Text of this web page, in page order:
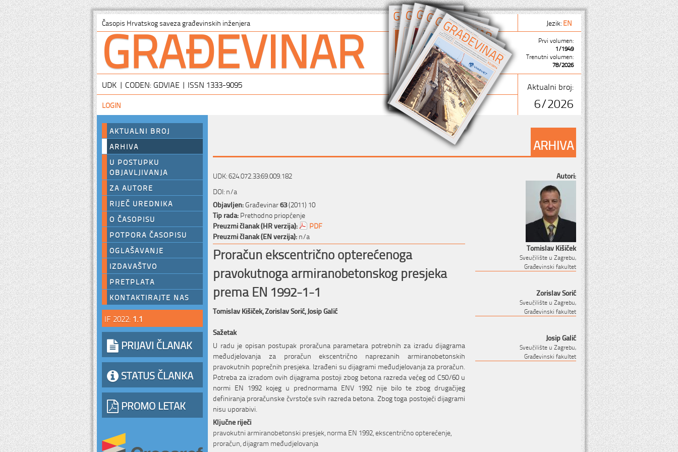
Časopis Hrvatskog saveza građevinskih inženjera Jezik:EN
GRAĐEVINAR
Prvi volumen:
1/1949
Trenutni volumen:
78/2026
UDK | CODEN: GDVIAE | ISSN 1333-9095 Aktualni broj:
6/2026
LOGIN
AKTUALNI BROJ
ARHIVA
U POSTUPKU
OBJAVLJIVANJA
ZA AUTORE
RIJEČ UREDNIKA
O ČASOPISU
POTPORA ČASOPISU
OGLAŠAVANJE
IZDAVAŠTVO
PRETPLATA
KONTAKTIRAJTE NAS
IF 2022: 1.1
PRIJAVI ČLANAK
STATUS ČLANKA
PROMO LETAK
ARHIVA
UDK: 624.072.33:69.009.182
DOI: n/a
Objavljen:Građevinar63(2011) 10
Tip rada:Prethodno priopćenje
Preuzmi članak (HR verzija):
PDF
Preuzmi članak (EN verzija):n/a
Proračun ekscentrično opterećenoga
pravokutnoga armiranobetonskog presjeka
prema EN 1992-1-1
Tomislav Kišiček,Zorislav Sorić,Josip Galić
Sažetak
U radu je opisan postupak proračuna parametara potrebnih za izradu dijagrama
međudjelovanja za proračun ekscentrično naprezanih armiranobetonskih
pravokutnih poprečnih presjeka. Izrađeni su dijagrami međudjelovanja za proračun.
Potreba za izradom ovih dijagrama postoji zbog betona razreda većeg od C50/60 u
normi EN 1992 kojeg u prednormama ENV 1992 nije bilo te zbog drugačijeg
definiranja proračunske čvrstoće svih razreda betona. Zbog toga postojeći dijagrami
nisu uporabivi.
Ključne riječi
pravokutni armiranobetonski presjek, norma EN 1992, ekscentrično opterećenje,
proračun, dijagram međudjelovanja
Autori:
Tomislav Kišiček
Sveučilište u Zagrebu,
Građevinski fakultet
Zorislav Sorić
Sveučilište u Zagrebu,
Građevinski fakultet
Josip Galić
Sveučilište u Zagrebu,
Građevinski fakultet